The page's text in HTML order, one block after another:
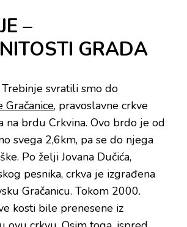
–
GRADA
svratili smo do
Gračanice, pravoslavne crkve
na brdu Crkvina. Ovo brdo je od
svega 2,6km, pa se do njega
Po želji Jovana Dučića,
pesnika, crkva je izgrađena
Gračanicu. Tokom 2000.
kosti bile prenesene iz